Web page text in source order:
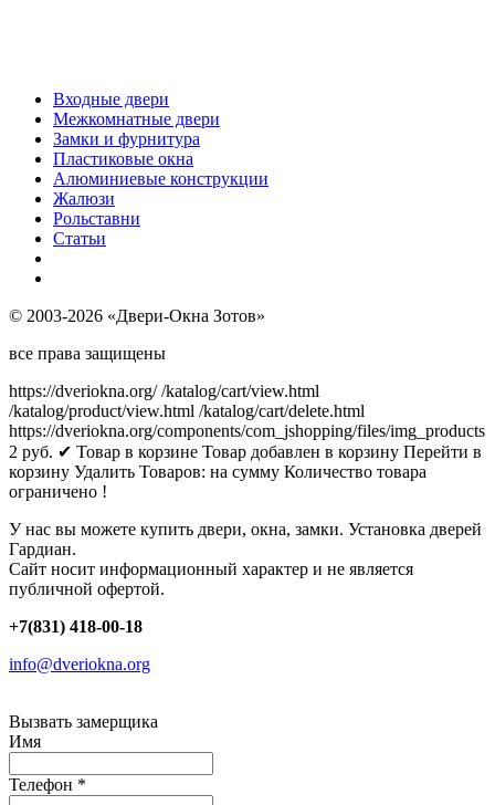
Входные двери
Межкомнатные двери
Замки и фурнитура
Пластиковые окна
Алюминиевые конструкции
Жалюзи
Рольставни
Статьи
© 2003-2026 «Двери-Окна Зотов»
все права защищены
https://dveriokna.org/ /katalog/cart/view.html
/katalog/product/view.html /katalog/cart/delete.html
https://dveriokna.org/components/com_jshopping/files/img_products
2 руб. ✔ Товар в корзине Товар добавлен в корзину Перейти в
корзину Удалить Товаров: на сумму Количество товара
ограничено !
У нас вы можете купить двери, окна, замки. Установка дверей
Гардиан.
Сайт носит информационный характер и не является
публичной офертой.
+7(831) 418-00-18
info@dveriokna.org
Вызвать замерщика
Имя
Телефон *